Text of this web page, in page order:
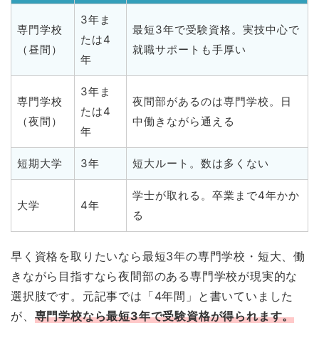
専門学校
（昼間）
3年ま
たは4
年
最短3年で受験資格。実技中心で
就職サポートも手厚い
専門学校
（夜間）
3年ま
たは4
年
夜間部があるのは専門学校。日
中働きながら通える
短期大学 3年 短大ルート。数は多くない
大学 4年
学士が取れる。卒業まで4年かか
る
早く資格を取りたいなら最短3年の専門学校・短大、働
きながら目指すなら夜間部のある専門学校が現実的な
選択肢です。元記事では「4年間」と書いていました
が、 専門学校なら最短3年で受験資格が得られます。